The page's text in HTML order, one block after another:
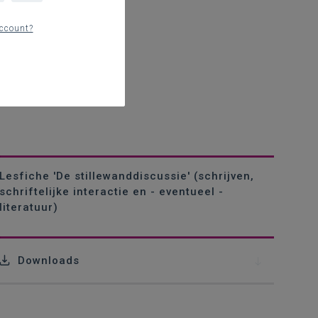
Lesfiche 'De stillewanddiscussie' (schrijven,
schriftelijke interactie en - eventueel -
literatuur)
Downloads